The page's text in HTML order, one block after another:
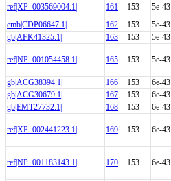
ref|XP_003569004.1| 161 153 5e-43
emb|CDP06647.1|
162 153 5e-43
gb|AFK41325.1|
163 153 5e-43
ref|NP_001054458.1| 165 153 5e-43
gb|ACG38394.1| 166 153 6e-43
gb|ACG30679.1|
167 153 6e-43
gb|EMT27732.1|
168 153 6e-43
ref|XP_002441223.1| 169 153 6e-43
ref|NP_001183143.1| 170 153 6e-43